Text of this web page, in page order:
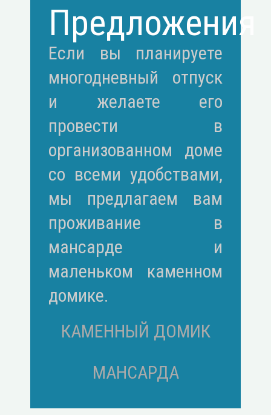
Предложения
Если вы планируете
многодневный отпуск
и желаете его
провести в
организованном доме
со всеми удобствами,
мы предлагаем вам
проживание в
мансарде и
маленьком каменном
домике.
КАМЕННЫЙ ДОМИК
МАНСАРДА